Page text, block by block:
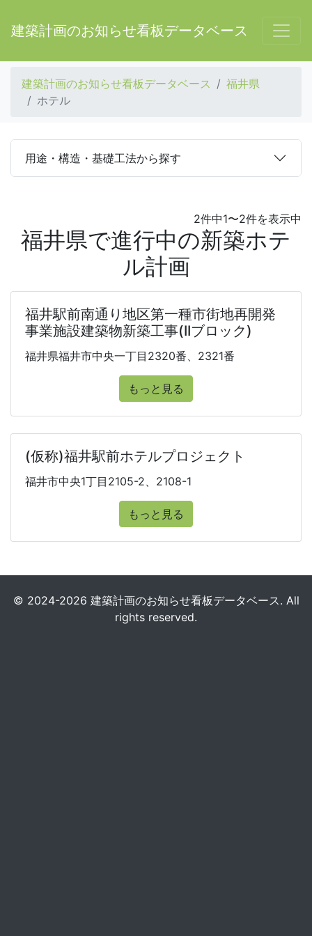
建築計画のお知らせ看板データベース
建築計画のお知らせ看板データベース
福井県
ホテル
用途・構造・基礎工法から探す
2件中1〜2件を表示中
福井県で進行中の新築ホテ
ル計画
福井駅前南通り地区第一種市街地再開発
事業施設建築物新築工事(IIブロック)
福井県福井市中央一丁目2320番、2321番
もっと見る
(仮称)福井駅前ホテルプロジェクト
福井市中央1丁目2105-2、2108-1
もっと見る
© 2024-2026 建築計画のお知らせ看板データベース. All
rights reserved.